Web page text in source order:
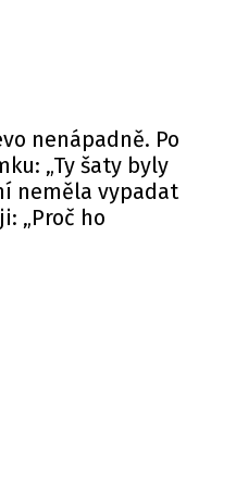
nenápadně. Po
„Ty šaty byly
neměla vypadat
„Proč ho